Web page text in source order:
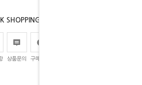
SHOPPING
상품문의 구매후기